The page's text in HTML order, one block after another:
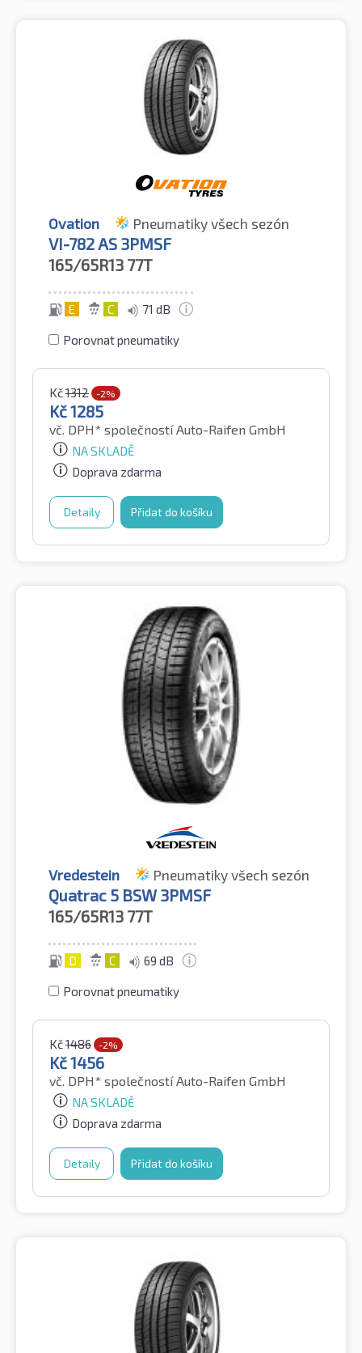
Ovation Pneumatiky všech sezón
VI-782 AS 3PMSF
165/65R13 77T
E C 71 dB
Porovnat pneumatiky
Kč1312 -2%
Kč1285
vč. DPH* společností Auto-Raifen GmbH
NA SKLADĚ
Doprava zdarma
Detaily Přidat do košíku
Vredestein Pneumatiky všech sezón
Quatrac 5 BSW 3PMSF
165/65R13 77T
D C 69 dB
Porovnat pneumatiky
Kč1486 -2%
Kč1456
vč. DPH* společností Auto-Raifen GmbH
NA SKLADĚ
Doprava zdarma
Detaily Přidat do košíku